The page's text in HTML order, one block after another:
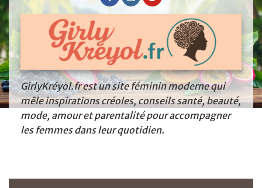
GirlyKréyol.fr est un site féminin moderne qui
mêle inspirations créoles, conseils santé, beauté,
mode, amour et parentalité pour accompagner
les femmes dans leur quotidien.